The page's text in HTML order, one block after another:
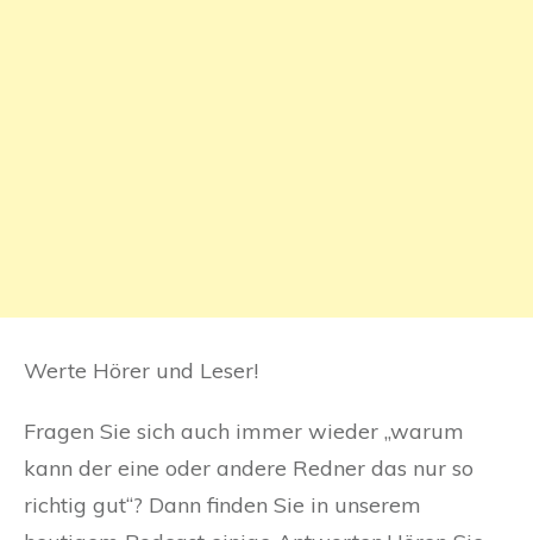
Werte Hörer und Leser!
Fragen Sie sich auch immer wieder „warum
kann der eine oder andere Redner das nur so
richtig gut“? Dann finden Sie in unserem